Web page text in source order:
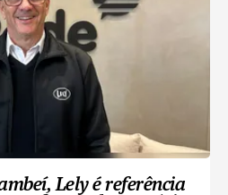
Lely é referência